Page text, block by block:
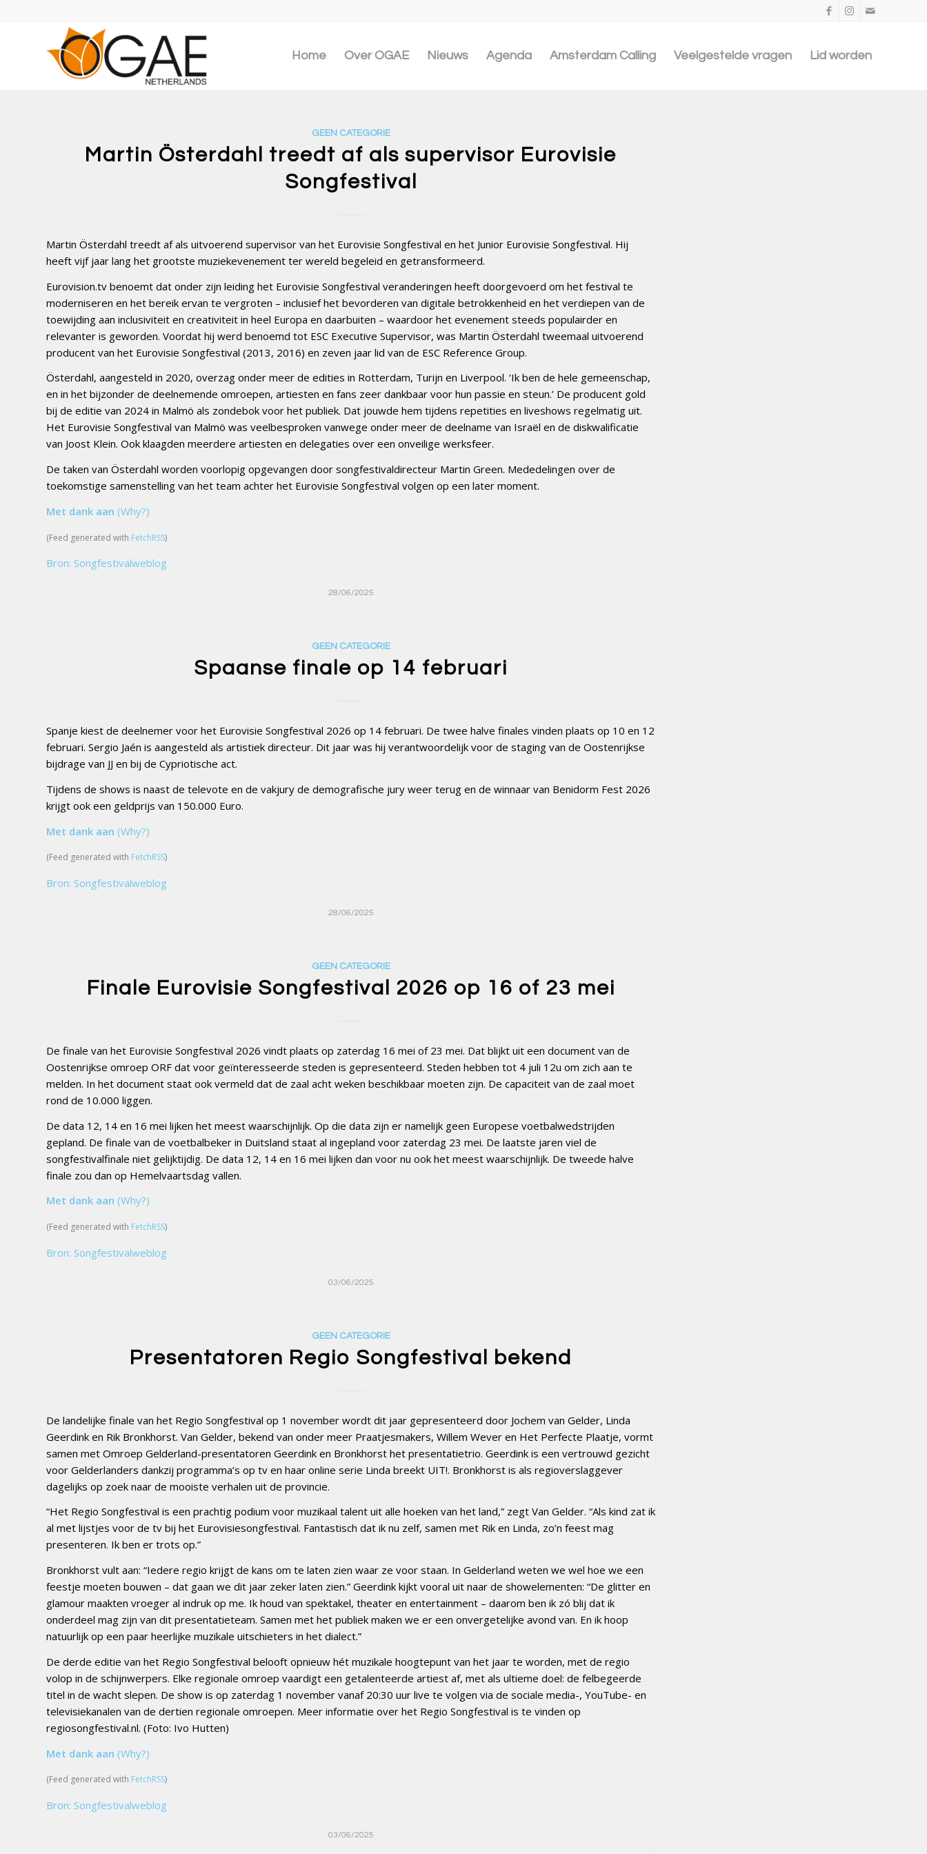
Home Over OGAE Nieuws Agenda Amsterdam Calling Veelgestelde vragen Lid worden
GEEN CATEGORIE
Martin Österdahl treedt af als supervisor Eurovisie
Songfestival
Martin Österdahl treedt af als uitvoerend supervisor van het Eurovisie Songfestival en het Junior Eurovisie Songfestival. Hij
heeft vijf jaar lang het grootste muziekevenement ter wereld begeleid en getransformeerd.
Eurovision.tv benoemt dat onder zijn leiding het Eurovisie Songfestival veranderingen heeft doorgevoerd om het festival te
moderniseren en het bereik ervan te vergroten – inclusief het bevorderen van digitale betrokkenheid en het verdiepen van de
toewijding aan inclusiviteit en creativiteit in heel Europa en daarbuiten – waardoor het evenement steeds populairder en
relevanter is geworden. Voordat hij werd benoemd tot ESC Executive Supervisor, was Martin Österdahl tweemaal uitvoerend
producent van het Eurovisie Songfestival (2013, 2016) en zeven jaar lid van de ESC Reference Group.
Österdahl, aangesteld in 2020, overzag onder meer de edities in Rotterdam, Turijn en Liverpool. ‘Ik ben de hele gemeenschap,
en in het bijzonder de deelnemende omroepen, artiesten en fans zeer dankbaar voor hun passie en steun.’ De producent gold
bij de editie van 2024 in Malmö als zondebok voor het publiek. Dat jouwde hem tijdens repetities en liveshows regelmatig uit.
Het Eurovisie Songfestival van Malmö was veelbesproken vanwege onder meer de deelname van Israël en de diskwalificatie
van Joost Klein. Ook klaagden meerdere artiesten en delegaties over een onveilige werksfeer.
De taken van Österdahl worden voorlopig opgevangen door songfestivaldirecteur Martin Green. Mededelingen over de
toekomstige samenstelling van het team achter het Eurovisie Songfestival volgen op een later moment.
Met dank aan (Why?)
(Feed generated with FetchRSS)
Bron: Songfestivalweblog
28/06/2025
GEEN CATEGORIE
Spaanse finale op 14 februari
Spanje kiest de deelnemer voor het Eurovisie Songfestival 2026 op 14 februari. De twee halve finales vinden plaats op 10 en 12
februari. Sergio Jaén is aangesteld als artistiek directeur. Dit jaar was hij verantwoordelijk voor de staging van de Oostenrijkse
bijdrage van JJ en bij de Cypriotische act.
Tijdens de shows is naast de televote en de vakjury de demografische jury weer terug en de winnaar van Benidorm Fest 2026
krijgt ook een geldprijs van 150.000 Euro.
Met dank aan (Why?)
(Feed generated with FetchRSS)
Bron: Songfestivalweblog
28/06/2025
GEEN CATEGORIE
Finale Eurovisie Songfestival 2026 op 16 of 23 mei
De finale van het Eurovisie Songfestival 2026 vindt plaats op zaterdag 16 mei of 23 mei. Dat blijkt uit een document van de
Oostenrijkse omroep ORF dat voor geïnteresseerde steden is gepresenteerd. Steden hebben tot 4 juli 12u om zich aan te
melden. In het document staat ook vermeld dat de zaal acht weken beschikbaar moeten zijn. De capaciteit van de zaal moet
rond de 10.000 liggen.
De data 12, 14 en 16 mei lijken het meest waarschijnlijk. Op die data zijn er namelijk geen Europese voetbalwedstrijden
gepland. De finale van de voetbalbeker in Duitsland staat al ingepland voor zaterdag 23 mei. De laatste jaren viel de
songfestivalfinale niet gelijktijdig. De data 12, 14 en 16 mei lijken dan voor nu ook het meest waarschijnlijk. De tweede halve
finale zou dan op Hemelvaartsdag vallen.
Met dank aan (Why?)
(Feed generated with FetchRSS)
Bron: Songfestivalweblog
03/06/2025
GEEN CATEGORIE
Presentatoren Regio Songfestival bekend
De landelijke finale van het Regio Songfestival op 1 november wordt dit jaar gepresenteerd door Jochem van Gelder, Linda
Geerdink en Rik Bronkhorst. Van Gelder, bekend van onder meer Praatjesmakers, Willem Wever en Het Perfecte Plaatje, vormt
samen met Omroep Gelderland-presentatoren Geerdink en Bronkhorst het presentatietrio. Geerdink is een vertrouwd gezicht
voor Gelderlanders dankzij programma’s op tv en haar online serie Linda breekt UIT!. Bronkhorst is als regioverslaggever
dagelijks op zoek naar de mooiste verhalen uit de provincie.
“Het Regio Songfestival is een prachtig podium voor muzikaal talent uit alle hoeken van het land,” zegt Van Gelder. “Als kind zat ik
al met lijstjes voor de tv bij het Eurovisiesongfestival. Fantastisch dat ik nu zelf, samen met Rik en Linda, zo’n feest mag
presenteren. Ik ben er trots op.”
Bronkhorst vult aan: “Iedere regio krijgt de kans om te laten zien waar ze voor staan. In Gelderland weten we wel hoe we een
feestje moeten bouwen – dat gaan we dit jaar zeker laten zien.” Geerdink kijkt vooral uit naar de showelementen: “De glitter en
glamour maakten vroeger al indruk op me. Ik houd van spektakel, theater en entertainment – daarom ben ik zó blij dat ik
onderdeel mag zijn van dit presentatieteam. Samen met het publiek maken we er een onvergetelijke avond van. En ik hoop
natuurlijk op een paar heerlijke muzikale uitschieters in het dialect.”
De derde editie van het Regio Songfestival belooft opnieuw hét muzikale hoogtepunt van het jaar te worden, met de regio
volop in de schijnwerpers. Elke regionale omroep vaardigt een getalenteerde artiest af, met als ultieme doel: de felbegeerde
titel in de wacht slepen. De show is op zaterdag 1 november vanaf 20:30 uur live te volgen via de sociale media-, YouTube- en
televisiekanalen van de dertien regionale omroepen. Meer informatie over het Regio Songfestival is te vinden op
regiosongfestival.nl. (Foto: Ivo Hutten)
Met dank aan (Why?)
(Feed generated with FetchRSS)
Bron: Songfestivalweblog
03/06/2025